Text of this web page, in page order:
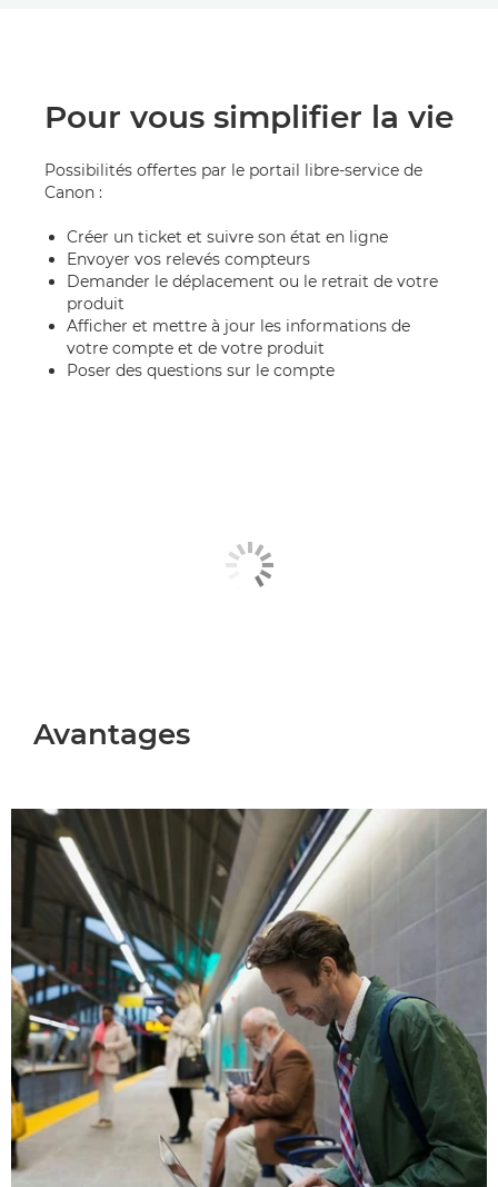
Pour vous simplifier la vie
Possibilités offertes par le portail libre-service de
Canon :
Créer un ticket et suivre son état en ligne
Envoyer vos relevés compteurs
Demander le déplacement ou le retrait de votre
produit
Afficher et mettre à jour les informations de
votre compte et de votre produit
Poser des questions sur le compte
Avantages